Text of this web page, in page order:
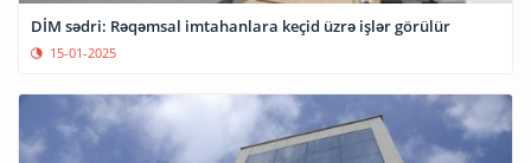
DİM sədri: Rəqəmsal imtahanlara keçid üzrə işlər görülür
15-01-2025